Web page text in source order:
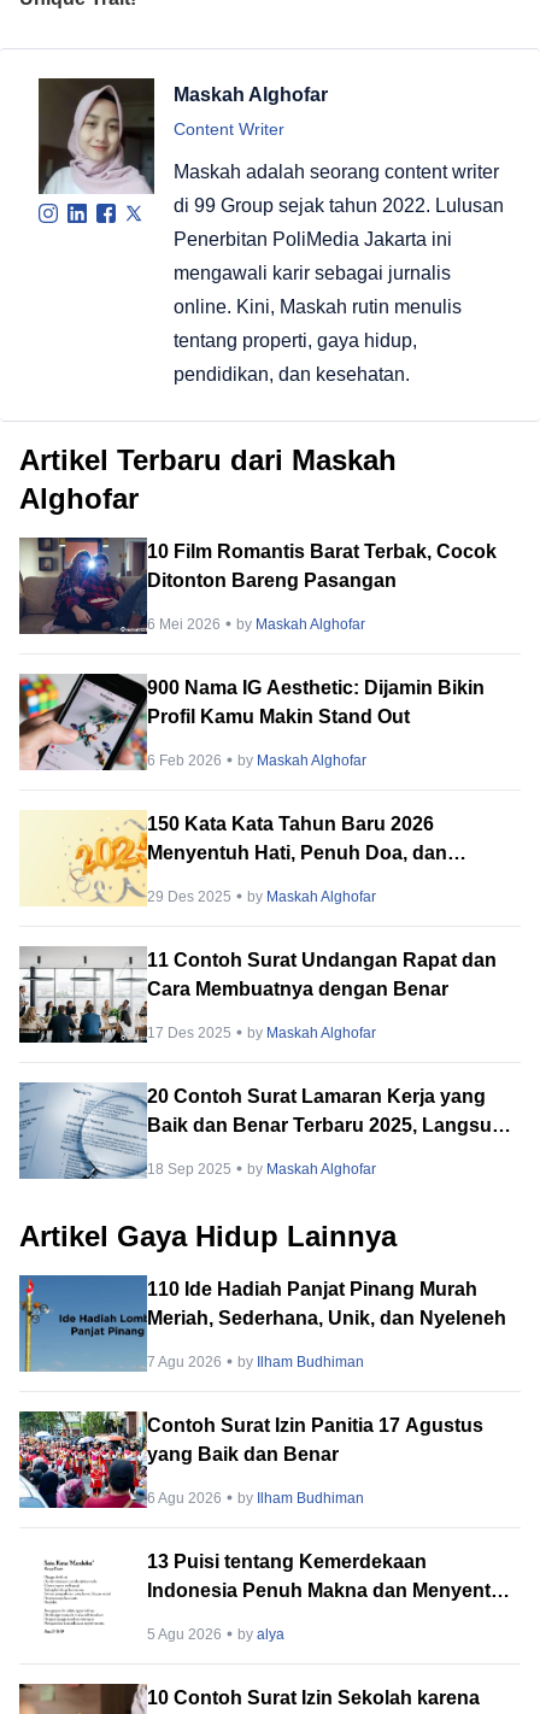
Maskah Alghofar
Content Writer
Maskah adalah seorang content writer
di 99 Group sejak tahun 2022. Lulusan
Penerbitan PoliMedia Jakarta ini
mengawali karir sebagai jurnalis
online. Kini, Maskah rutin menulis
tentang properti, gaya hidup,
pendidikan, dan kesehatan.
Artikel Terbaru dari Maskah
Alghofar
10 Film Romantis Barat Terbak, Cocok
Ditonton Bareng Pasangan
6 Mei 2026 by Maskah Alghofar
900 Nama IG Aesthetic: Dijamin Bikin
Profil Kamu Makin Stand Out
6 Feb 2026 by Maskah Alghofar
150 Kata Kata Tahun Baru 2026
Menyentuh Hati, Penuh Doa, dan
29 Des 2025 by Maskah Alghofar
11 Contoh Surat Undangan Rapat dan
Cara Membuatnya dengan Benar
17 Des 2025 by Maskah Alghofar
20 Contoh Surat Lamaran Kerja yang
Baik dan Benar Terbaru 2025, Langsung
18 Sep 2025 by Maskah Alghofar
Artikel Gaya Hidup Lainnya
110 Ide Hadiah Panjat Pinang Murah
Meriah, Sederhana, Unik, dan Nyeleneh
7 Agu 2026 by Ilham Budhiman
Contoh Surat Izin Panitia 17 Agustus
yang Baik dan Benar
6 Agu 2026 by Ilham Budhiman
13 Puisi tentang Kemerdekaan
Indonesia Penuh Makna dan Menyentuh
5 Agu 2026 byalya
10 Contoh Surat Izin Sekolah karena